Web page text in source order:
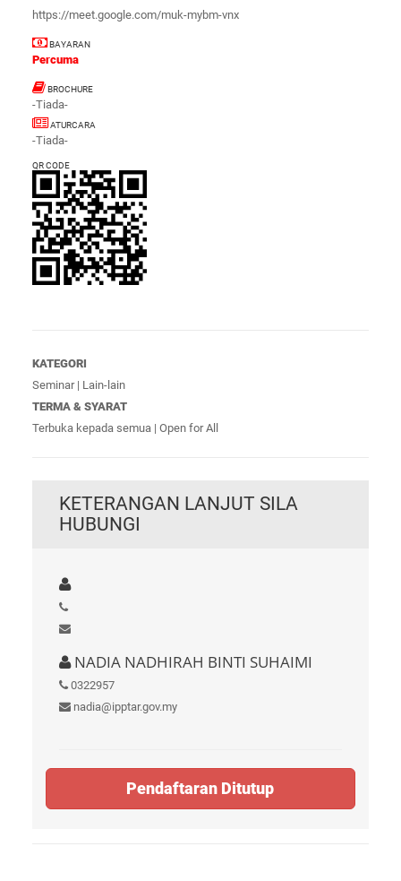
https://meet.google.com/muk-mybm-vnx
BAYARAN
Percuma
BROCHURE
-Tiada-
ATURCARA
-Tiada-
QR CODE
KATEGORI
Seminar | Lain-lain
TERMA & SYARAT
Terbuka kepada semua | Open for All
KETERANGAN LANJUT SILA
HUBUNGI
NADIA NADHIRAH BINTI SUHAIMI
0322957
nadia@ipptar.gov.my
Pendaftaran Ditutup